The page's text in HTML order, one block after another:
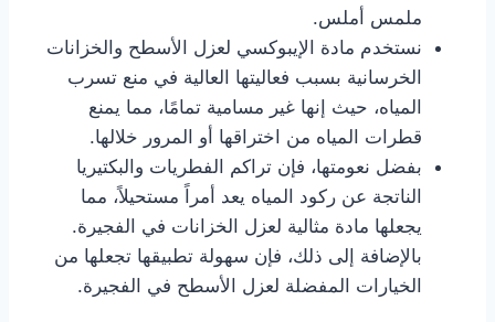
ملمس أملس.
نستخدم مادة الإيبوكسي لعزل الأسطح والخزانات
الخرسانية بسبب فعاليتها العالية في منع تسرب
المياه، حيث إنها غير مسامية تمامًا، مما يمنع
قطرات المياه من اختراقها أو المرور خلالها.
بفضل نعومتها، فإن تراكم الفطريات والبكتيريا
الناتجة عن ركود المياه يعد أمراً مستحيلاً، مما
يجعلها مادة مثالية لعزل الخزانات في الفجيرة.
بالإضافة إلى ذلك، فإن سهولة تطبيقها تجعلها من
الخيارات المفضلة لعزل الأسطح في الفجيرة.